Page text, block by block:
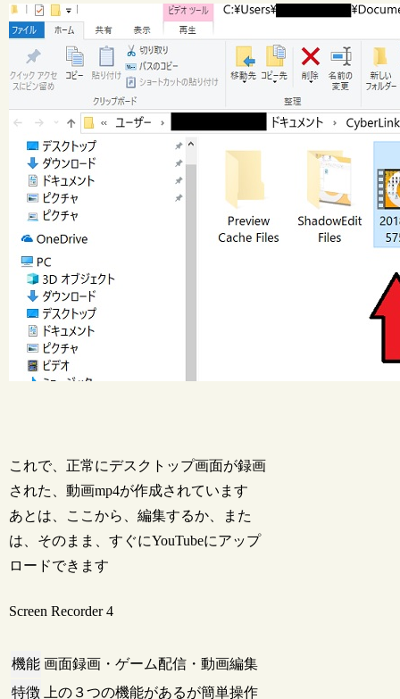
これで、正常にデスクトップ画面が録画
された、動画mp4が作成されています
あとは、ここから、編集するか、また
は、そのまま、すぐにYouTubeにアップ
ロードできます
Screen Recorder 4
機能 画面録画・ゲーム配信・動画編集
特徴
上の３つの機能があるが簡単操作